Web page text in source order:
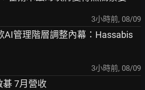
3小時前, 08/09
AI管理階層調整內幕：Hassabis
3小時前, 08/09
碁 7月營收